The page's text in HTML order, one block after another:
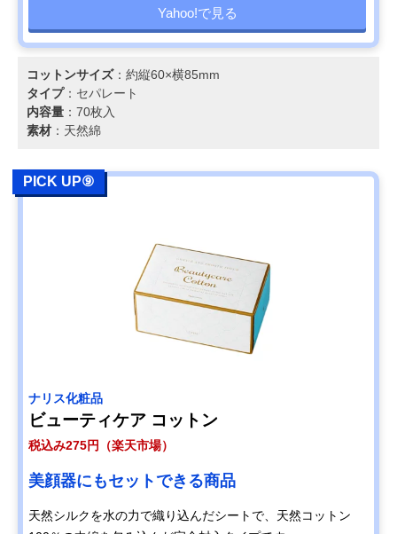
Yahoo!で見る
コットンサイズ：約縦60×横85mm
タイプ：セパレート
内容量 ：70枚入
素材 ：天然綿
PICK UP⑨
ナリス化粧品
ビューティケア コットン
税込み275円（楽天市場）
美顔器にもセットできる商品
天然シルクを水の力で織り込んだシートで、天然コットン